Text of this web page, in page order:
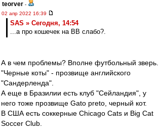
teorver -
02 апр 2022 16:39
SAS » Сегодня, 14:54
...а про кошечек на ВВ слабо?.
А в чем проблемы? Вполне футбольный зверь.
"Черные коты" - прозвище английского
"Сандерленда".
А еще в Бразилии есть клуб "Сейландия", у
него тоже прозвище Gato preto, черный кот.
В США есть соккерные Chicago Cats и Big Cat
Soccer Club.